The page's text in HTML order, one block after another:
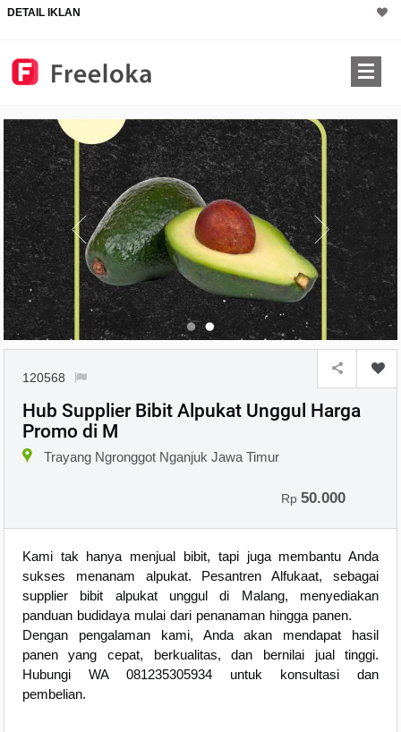
DETAIL IKLAN
120568
Hub Supplier Bibit Alpukat Unggul Harga
Promo di M
Trayang Ngronggot Nganjuk Jawa Timur
Rp50.000
Kami tak hanya menjual bibit, tapi juga membantu Anda
sukses menanam alpukat. Pesantren Alfukaat, sebagai
supplier bibit alpukat unggul di Malang, menyediakan
panduan budidaya mulai dari penanaman hingga panen.
Dengan pengalaman kami, Anda akan mendapat hasil
panen yang cepat, berkualitas, dan bernilai jual tinggi.
Hubungi WA 081235305934 untuk konsultasi dan
pembelian.